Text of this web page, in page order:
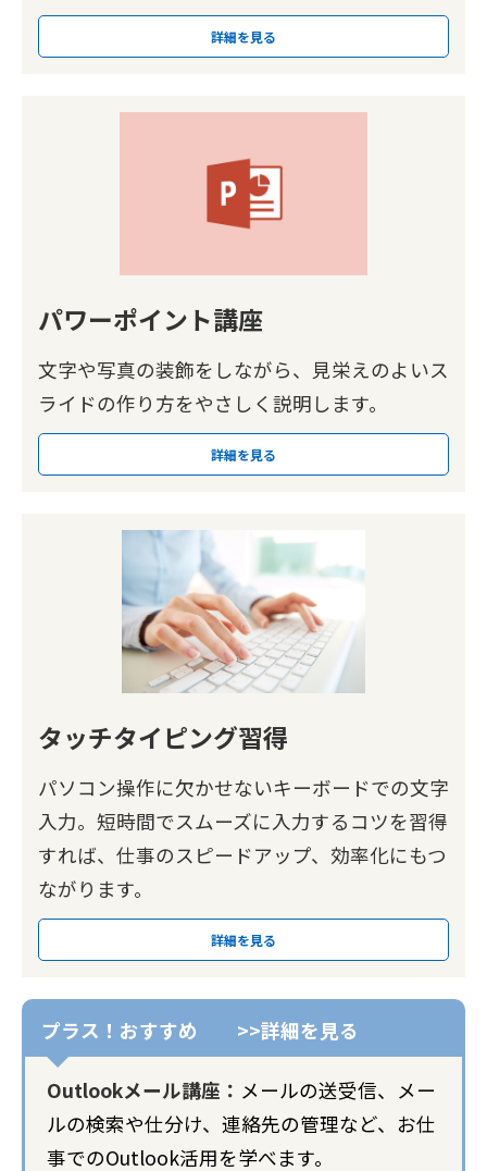
詳細を見る
パワーポイント講座
文字や写真の装飾をしながら、見栄えのよいス
ライドの作り方をやさしく説明します。
詳細を見る
タッチタイピング習得
パソコン操作に欠かせないキーボードでの文字
入力。短時間でスムーズに入力するコツを習得
すれば、仕事のスピードアップ、効率化にもつ
ながります。
詳細を見る
Outlookメール講座： メールの送受信、メー
ルの検索や仕分け、連絡先の管理など、お仕
事でのOutlook活用を学べます。